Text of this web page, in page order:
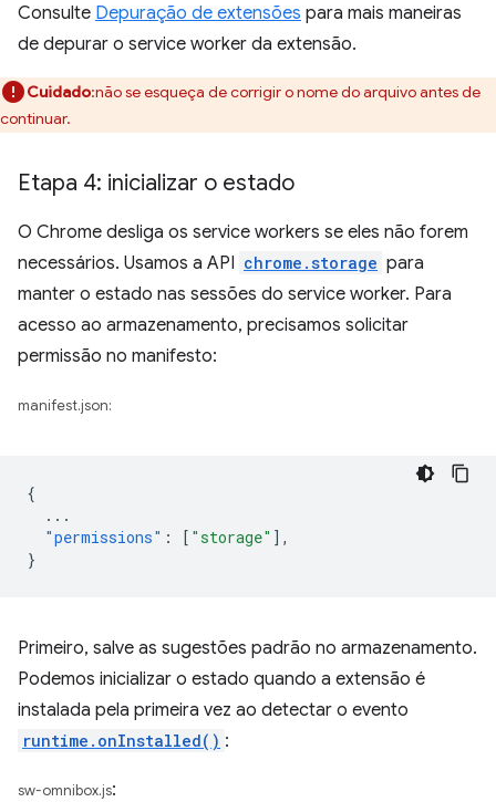
Consulte Depuração de extensões para mais maneiras
de depurar o service worker da extensão.
Cuidado:não se esqueça de corrigir o nome do arquivo antes de
continuar.
Etapa 4: inicializar o estado
O Chrome desliga os service workers se eles não forem
necessários. Usamos a API chrome.storage para
manter o estado nas sessões do service worker. Para
acesso ao armazenamento, precisamos solicitar
permissão no manifesto:
manifest.json:
{
...
"permissions" : [ "storage" ],
}
Primeiro, salve as sugestões padrão no armazenamento.
Podemos inicializar o estado quando a extensão é
instalada pela primeira vez ao detectar o evento
runtime.onInstalled() :
sw-omnibox.js: